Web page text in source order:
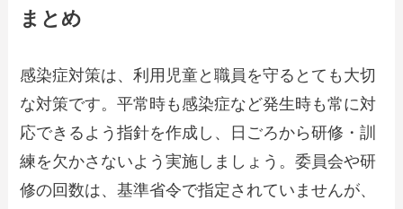
まとめ
感染症対策は、利用児童と職員を守るとても大切
な対策です。平常時も感染症など発生時も常に対
応できるよう指針を作成し、日ごろから研修・訓
練を欠かさないよう実施しましょう。委員会や研
修の回数は、基準省令で指定されていませんが、